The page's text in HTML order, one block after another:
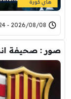
2026/08/08 - 01:24
صور : صحيفة